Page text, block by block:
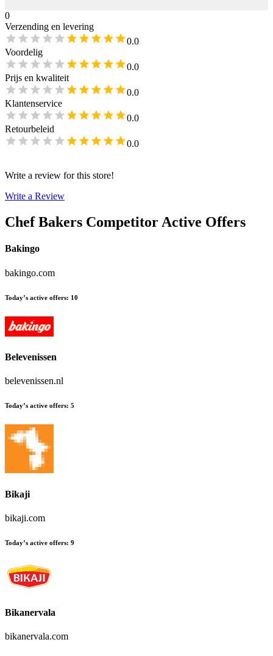
0
Verzending en levering
0.0
Voordelig
0.0
Prijs en kwaliteit
0.0
Klantenservice
0.0
Retourbeleid
0.0
Write a review for this store!
Write a Review
Chef Bakers Competitor Active Offers
Bakingo
bakingo.com
Today’s active offers: 10
Belevenissen
belevenissen.nl
Today’s active offers: 5
Bikaji
bikaji.com
Today’s active offers: 9
Bikanervala
bikanervala.com